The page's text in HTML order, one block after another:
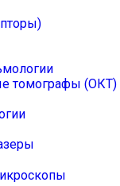
томографы (ОКТ)